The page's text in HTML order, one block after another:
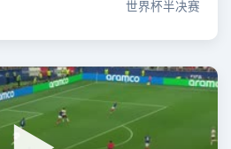
世界杯半决赛